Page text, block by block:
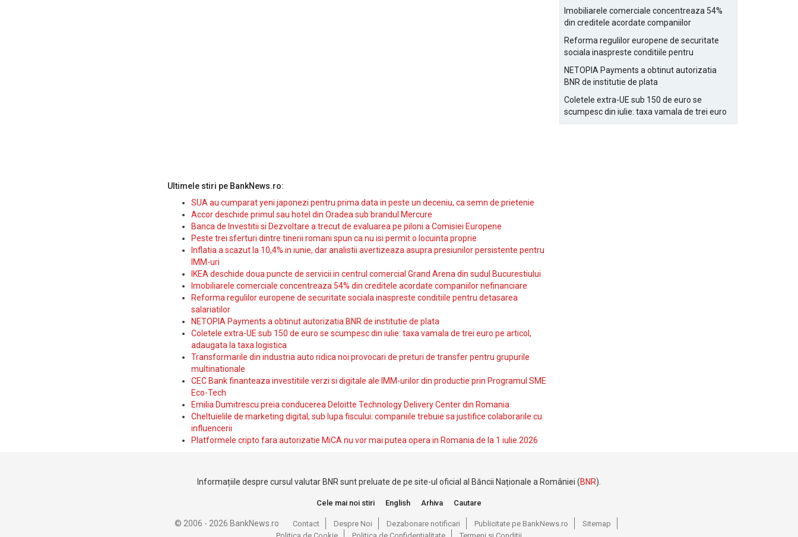
Ultimele stiri pe BankNews.ro:
SUA au cumparat yeni japonezi pentru prima data in peste un deceniu, ca semn de prietenie
Accor deschide primul sau hotel din Oradea sub brandul Mercure
Banca de Investitii si Dezvoltare a trecut de evaluarea pe piloni a Comisiei Europene
Peste trei sferturi dintre tinerii romani spun ca nu isi permit o locuinta proprie
Inflatia a scazut la 10,4% in iunie, dar analistii avertizeaza asupra presiunilor persistente pentru
IMM-uri
IKEA deschide doua puncte de servicii in centrul comercial Grand Arena din sudul Bucurestiului
Imobiliarele comerciale concentreaza 54% din creditele acordate companiilor nefinanciare
Reforma regulilor europene de securitate sociala inaspreste conditiile pentru detasarea
salariatilor
NETOPIA Payments a obtinut autorizatia BNR de institutie de plata
Coletele extra-UE sub 150 de euro se scumpesc din iulie: taxa vamala de trei euro pe articol,
adaugata la taxa logistica
Transformarile din industria auto ridica noi provocari de preturi de transfer pentru grupurile
multinationale
CEC Bank finanteaza investitiile verzi si digitale ale IMM-urilor din productie prin Programul SME
Eco-Tech
Emilia Dumitrescu preia conducerea Deloitte Technology Delivery Center din Romania
Cheltuielile de marketing digital, sub lupa fiscului: companiile trebuie sa justifice colaborarile cu
influencerii
Platformele cripto fara autorizatie MiCA nu vor mai putea opera in Romania de la 1 iulie 2026
Imobiliarele comerciale concentreaza 54%
din creditele acordate companiilor
Reforma regulilor europene de securitate
sociala inaspreste conditiile pentru
NETOPIA Payments a obtinut autorizatia
BNR de institutie de plata
Coletele extra-UE sub 150 de euro se
scumpesc din iulie: taxa vamala de trei euro
pe articol, adaugata la taxa logistica
Informațiile despre cursul valutar BNR sunt preluate de pe site-ul oficial al Băncii Naționale a României (BNR).
Cele mai noi stiri English Arhiva Cautare
© 2006 - 2026 BankNews.ro Contact Despre Noi Dezabonare notificari Publicitate pe BankNews.ro
Sitemap